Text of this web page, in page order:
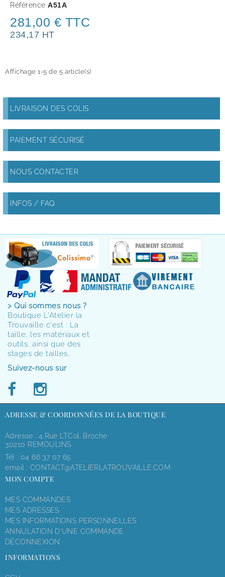
Référence A51A
281,00 € TTC
234,17 HT
Affichage 1-5 de 5 article(s)
LIVRAISON DES COLIS
PAIEMENT SÉCURISÉ
NOUS CONTACTER
INFOS / FAQ
> Qui sommes nous ?
Boutique L'Atelier la
Trouvaille c'est : La
taille, les matériaux et
outils, ainsi que des
stages de tailles.
Suivez-nous sur
ADRESSE & COORDONNÉES DE LA BOUTIQUE
Adresse : 4,rue LT.Col. Broche
30210 REMOULINS
Tél : 04 66 37 07 65
email : CONTACT@ATELIERLATROUVAILLE.COM
MON COMPTE
MES COMMANDES
MES ADRESSES
MES INFORMATIONS PERSONNELLES
ANNULATION D'UNE COMMANDE
DÉCONNEXION
INFORMATIONS